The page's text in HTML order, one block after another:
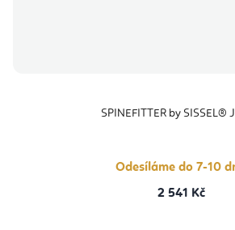
SPINEFITTER by SISSEL®
Odesíláme do 7-10
2 541 Kč